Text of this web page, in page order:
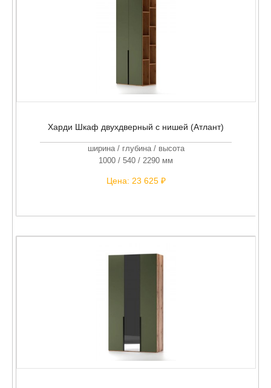
Харди Шкаф двухдверный с нишей (Атлант)
ширина / глубина / высота
1000 / 540 / 2290 мм
Цена: 23 625 ₽